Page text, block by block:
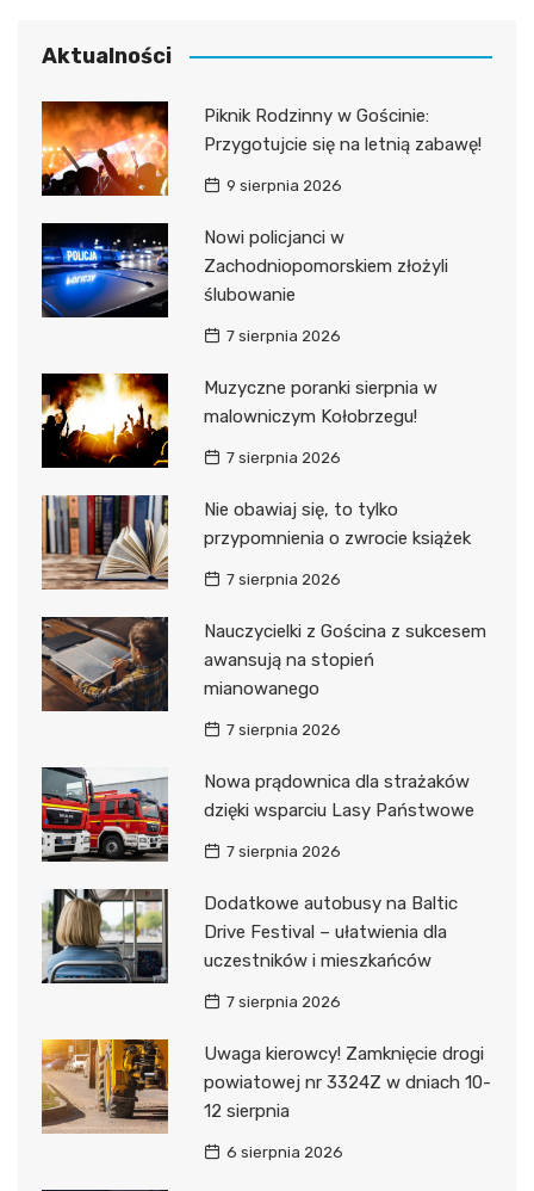
Aktualności
Piknik Rodzinny w Gościnie:
Przygotujcie się na letnią zabawę!
9 sierpnia 2026
Nowi policjanci w
Zachodniopomorskiem złożyli
ślubowanie
7 sierpnia 2026
Muzyczne poranki sierpnia w
malowniczym Kołobrzegu!
7 sierpnia 2026
Nie obawiaj się, to tylko
przypomnienia o zwrocie książek
7 sierpnia 2026
Nauczycielki z Gościna z sukcesem
awansują na stopień
mianowanego
7 sierpnia 2026
Nowa prądownica dla strażaków
dzięki wsparciu Lasy Państwowe
7 sierpnia 2026
Dodatkowe autobusy na Baltic
Drive Festival – ułatwienia dla
uczestników i mieszkańców
7 sierpnia 2026
Uwaga kierowcy! Zamknięcie drogi
powiatowej nr 3324Z w dniach 10-
12 sierpnia
6 sierpnia 2026